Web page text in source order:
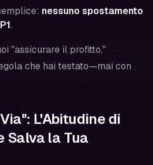
nessuno spostamento
.
"assicurare il profitto,"
che hai testato—mai con
L'Abitudine di
Salva la Tua